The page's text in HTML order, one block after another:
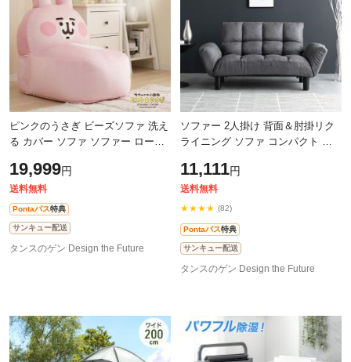
ピンクのうさぎ ビーズソファ 洗え
る カバー ソファ ソファー ローソ
パーソナルソファ ビーズソファー
19,999円
送料無料
Pontaパス特典
サンキュー配送
タンスのゲン Design the Future
ソファー 2人掛け 背面＆肘掛リク
ライニング ソファ コンパクト リ
ニングソファー 二人掛け ローソフ
ァ
11,111円
送料無料
★★★★ (82)
Pontaパス特典
サンキュー配送
タンスのゲン Design the Future